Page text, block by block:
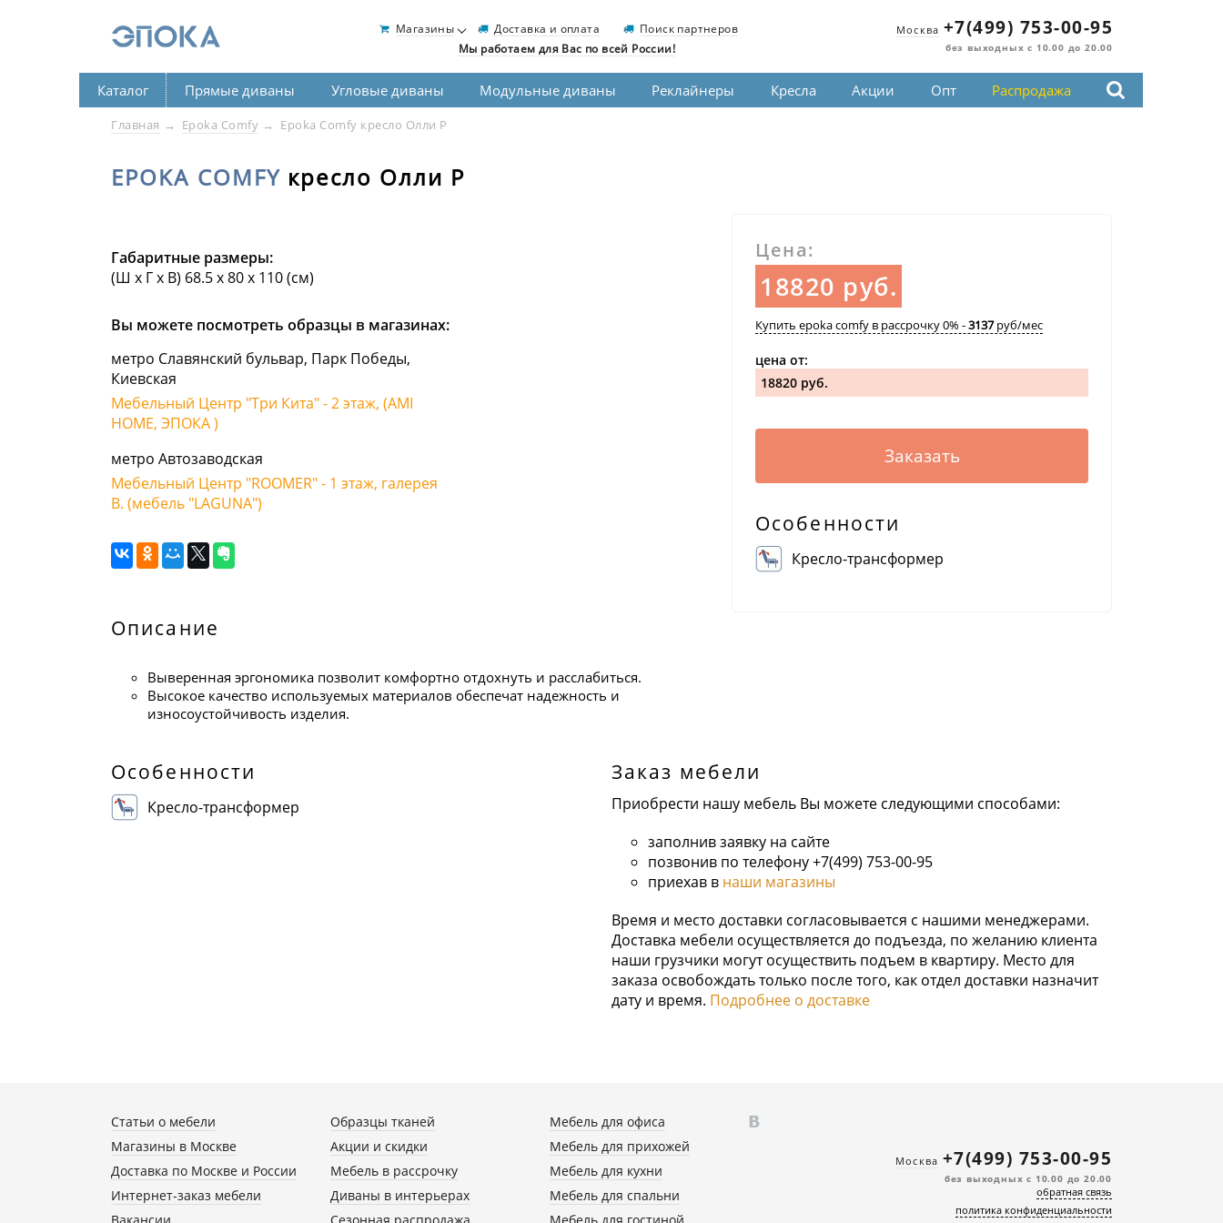
Москва +7(499) 753-00-95
без выходных с 10.00 до 20.00
Магазины Доставка и оплата
Поиск партнеров
Мы работаем для Вас по всей России!
Каталог Прямые диваны Угловые диваны Модульные диваны Реклайнеры Кресла Акции Опт Распродажа
Главная Epoka Comfy Epoka Comfy кресло Олли Р
EPOKA COMFY кресло Олли Р
Цена:
18820 руб.
Купить epoka comfy в рассрочку 0% -3137руб/мес
цена от:
18820 руб.
Заказать
Особенности
Кресло-трансформер
Габаритные размеры:
(Ш х Г х В) 68.5 х 80 х 110 (см)
Вы можете посмотреть образцы в магазинах:
метро Славянский бульвар, Парк Победы,
Киевская
Мебельный Центр "Три Кита" - 2 этаж, (AMI
HOME, ЭПОКА )
метро Автозаводская
Мебельный Центр "ROOMER" - 1 этаж, галерея
В. (мебель "LAGUNA")
Описание
Выверенная эргономика позволит комфортно отдохнуть и расслабиться.
Высокое качество используемых материалов обеспечат надежность и
износоустойчивость изделия.
Особенности
Кресло-трансформер
Заказ мебели
Приобрести нашу мебель Вы можете следующими способами:
заполнив заявку на сайте
позвонив по телефону +7(499) 753-00-95
приехав в наши магазины
Время и место доставки согласовывается с нашими менеджерами.
Доставка мебели осуществляется до подъезда, по желанию клиента
наши грузчики могут осуществить подъем в квартиру. Место для
заказа освобождать только после того, как отдел доставки назначит
дату и время. Подробнее о доставке
Статьи о мебели
Магазины в Москве
Доставка по Москве и России
Интернет-заказ мебели
Образцы тканей
Акции и скидки
Мебель в рассрочку
Диваны в интерьерах
Мебель для офиса
Мебель для прихожей
Мебель для кухни
Мебель для спальни
Москва +7(499) 753-00-95
без выходных с 10.00 до 20.00
обратная связь
политика конфиденциальности